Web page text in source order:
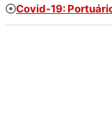
Covid-19: